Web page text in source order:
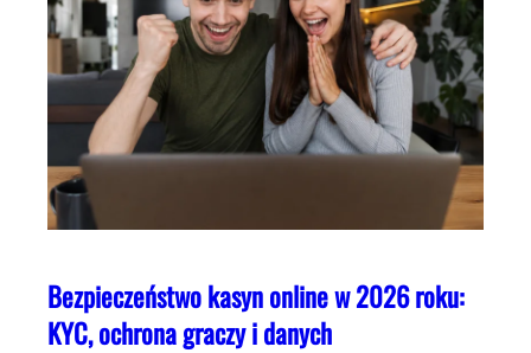
Bezpieczeństwo kasyn online w 2026 roku:
KYC, ochrona graczy i danych